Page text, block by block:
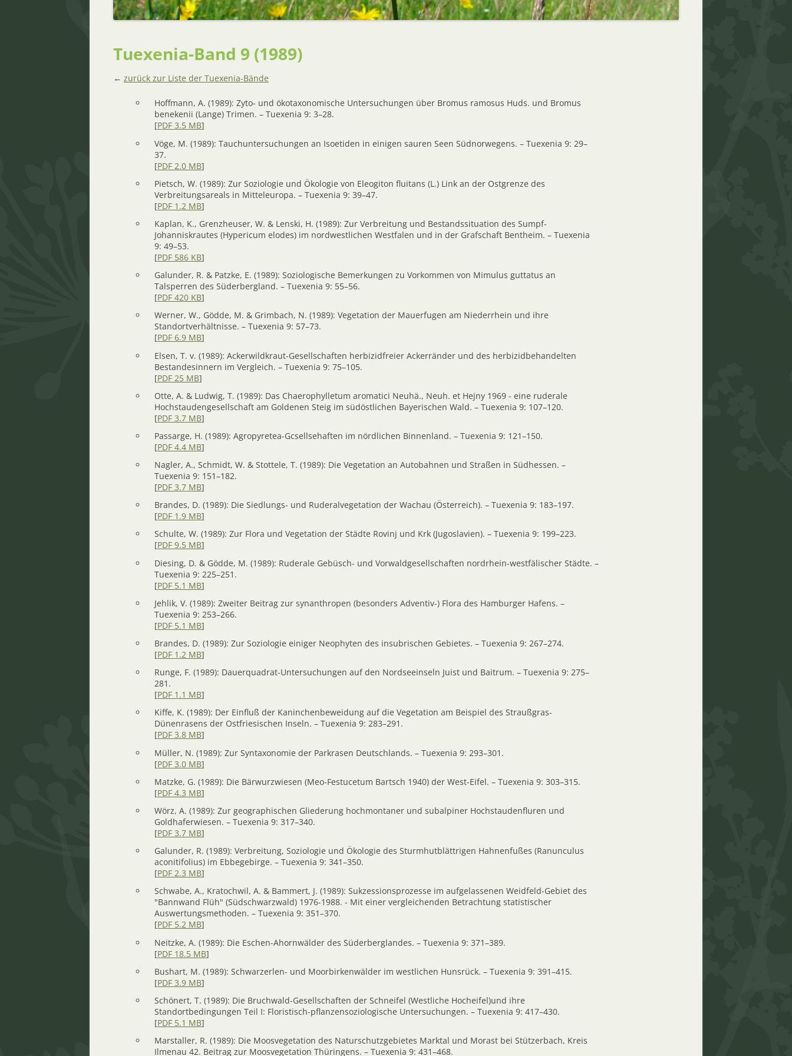
BUCHBESPRECHUNGEN –
AUSZEICHNUNGEN
Tuexenia-Band 9 (1989)
← zurück zur Liste der Tuexenia-Bände
Hoffmann, A. (1989): Zyto- und ökotaxonomische Untersuchungen über Bromus ramosus Huds. und Bromus
benekenii (Lange) Trimen. – Tuexenia 9: 3–28.
[PDF 3.5 MB]
Vöge, M. (1989): Tauchuntersuchungen an Isoetiden in einigen sauren Seen Südnorwegens. – Tuexenia 9: 29–
37.
[PDF 2.0 MB]
Pietsch, W. (1989): Zur Soziologie und Ökologie von Eleogiton fluitans (L.) Link an der Ostgrenze des
Verbreitungsareals in Mitteleuropa. – Tuexenia 9: 39–47.
[PDF 1.2 MB]
Kaplan, K., Grenzheuser, W. & Lenski, H. (1989): Zur Verbreitung und Bestandssituation des Sumpf-
Johanniskrautes (Hypericum elodes) im nordwestlichen Westfalen und in der Grafschaft Bentheim. – Tuexenia
9: 49–53.
[PDF 586 KB]
Galunder, R. & Patzke, E. (1989): Soziologische Bemerkungen zu Vorkommen von Mimulus guttatus an
Talsperren des Süderbergland. – Tuexenia 9: 55–56.
[PDF 420 KB]
Werner, W., Gödde, M. & Grimbach, N. (1989): Vegetation der Mauerfugen am Niederrhein und ihre
Standortverhältnisse. – Tuexenia 9: 57–73.
[PDF 6.9 MB]
Elsen, T. v. (1989): Ackerwildkraut-Gesellschaften herbizidfreier Ackerränder und des herbizidbehandelten
Bestandesinnern im Vergleich. – Tuexenia 9: 75–105.
[PDF 25 MB]
Otte, A. & Ludwig, T. (1989): Das Chaerophylletum aromatici Neuhä., Neuh. et Hejny 1969 - eine ruderale
Hochstaudengesellschaft am Goldenen Steig im südöstlichen Bayerischen Wald. – Tuexenia 9: 107–120.
[PDF 3.7 MB]
Passarge, H. (1989): Agropyretea-Gcsellsehaften im nördlichen Binnenland. – Tuexenia 9: 121–150.
[PDF 4.4 MB]
Nagler, A., Schmidt, W. & Stottele, T. (1989): Die Vegetation an Autobahnen und Straßen in Südhessen. –
Tuexenia 9: 151–182.
[PDF 3.7 MB]
Brandes, D. (1989): Die Siedlungs- und Ruderalvegetation der Wachau (Österreich). – Tuexenia 9: 183–197.
[PDF 1.9 MB]
Schulte, W. (1989): Zur Flora und Vegetation der Städte Rovinj und Krk (Jugoslavien). – Tuexenia 9: 199–223.
[PDF 9.5 MB]
Diesing, D. & Gödde, M. (1989): Ruderale Gebüsch- und Vorwaldgesellschaften nordrhein-westfälischer Städte. –
Tuexenia 9: 225–251.
[PDF 5.1 MB]
Jehlik, V. (1989): Zweiter Beitrag zur synanthropen (besonders Adventiv-) Flora des Hamburger Hafens. –
Tuexenia 9: 253–266.
[PDF 5.1 MB]
Brandes, D. (1989): Zur Soziologie einiger Neophyten des insubrischen Gebietes. – Tuexenia 9: 267–274.
[PDF 1.2 MB]
Runge, F. (1989): Dauerquadrat-Untersuchungen auf den Nordseeinseln Juist und Baitrum. – Tuexenia 9: 275–
281.
[PDF 1.1 MB]
Kiffe, K. (1989): Der Einfluß der Kaninchenbeweidung auf die Vegetation am Beispiel des Straußgras-
Dünenrasens der Ostfriesischen Inseln. – Tuexenia 9: 283–291.
[PDF 3.8 MB]
Müller, N. (1989): Zur Syntaxonomie der Parkrasen Deutschlands. – Tuexenia 9: 293–301.
[PDF 3.0 MB]
Matzke, G. (1989): Die Bärwurzwiesen (Meo-Festucetum Bartsch 1940) der West-Eifel. – Tuexenia 9: 303–315.
[PDF 4.3 MB]
Wörz, A. (1989): Zur geographischen Gliederung hochmontaner und subalpiner Hochstaudenfluren und
Goldhaferwiesen. – Tuexenia 9: 317–340.
[PDF 3.7 MB]
Galunder, R. (1989): Verbreitung, Soziologie und Ökologie des Sturmhutblättrigen Hahnenfußes (Ranunculus
aconitifolius) im Ebbegebirge. – Tuexenia 9: 341–350.
[PDF 2.3 MB]
Schwabe, A., Kratochwil, A. & Bammert, J. (1989): Sukzessionsprozesse im aufgelassenen Weidfeld-Gebiet des
"Bannwand Flüh" (Südschwarzwald) 1976-1988. - Mit einer vergleichenden Betrachtung statistischer
Auswertungsmethoden. – Tuexenia 9: 351–370.
[PDF 5.2 MB]
Neitzke, A. (1989): Die Eschen-Ahornwälder des Süderberglandes. – Tuexenia 9: 371–389.
[PDF 18.5 MB]
Bushart, M. (1989): Schwarzerlen- und Moorbirkenwälder im westlichen Hunsrück. – Tuexenia 9: 391–415.
[PDF 3.9 MB]
Schönert, T. (1989): Die Bruchwald-Gesellschaften der Schneifel (Westliche Hocheifel)und ihre
Standortbedingungen Teil I: Floristisch-pflanzensoziologische Untersuchungen. – Tuexenia 9: 417–430.
[PDF 5.1 MB]
Marstaller, R. (1989): Die Moosvegetation des Naturschutzgebietes Marktal und Morast bei Stützerbach, Kreis
Ilmenau 42. Beitrag zur Moosvegetation Thüringens. – Tuexenia 9: 431–468.